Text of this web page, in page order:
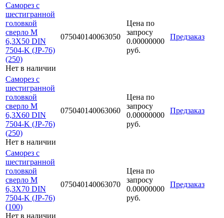
Саморез с
шестигранной
головкой
сверло М
6,3Х50 DIN
7504-K (JP-76)
(250)
Нет в наличии
075040140063050
Цена по
запросу
0.00000000
руб.
Предзаказ
Саморез с
шестигранной
головкой
сверло М
6,3Х60 DIN
7504-K (JP-76)
(250)
Нет в наличии
075040140063060
Цена по
запросу
0.00000000
руб.
Предзаказ
Саморез с
шестигранной
головкой
сверло М
6,3Х70 DIN
7504-K (JP-76)
(100)
Нет в наличии
075040140063070
Цена по
запросу
0.00000000
руб.
Предзаказ